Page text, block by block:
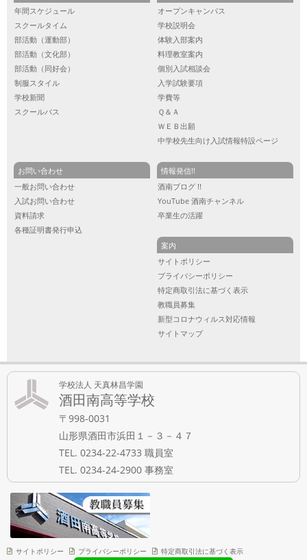
年間スケジュール
スクールタイム
部活動（運動部）
部活動（文化部）
部活動（同好会）
制服スタイル
学校新聞
スクールバス
オープンキャンパス
学校説明会
体験入部案内
料理教室案内
個別入試相談会
入学試験要項
学費等
Ｑ＆Ａ
ＷＥＢ出願
中学校先生向け入試情報特設ページ
お問い合わせ
一般お問い合わせ
入試お問い合わせ
資料請求
各種証明書発行申込
情報発信!!
酒南ブログ !!
YouTube 酒南チャンネル
卒業生の活躍
案内
サイトポリシー
プライバシーポリシー
特定商取引法に基づく表示
教職員募集
新型コロナウィルス対応情報
サイトマップ
学校法人 天真林昌学園
酒田南高等学校
〒998-0031
山形県酒田市浜田１－３－４７
TEL. 0234-22-4733 職員室
TEL. 0234-24-2900 事務室
サイトポリシー プライバシーポリシー 特定商取引法に基づく表示